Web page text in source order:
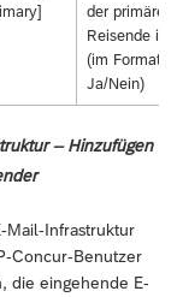
der primäre
Reisende ist
(im Format
Ja/Nein)
– Hinzufügen
Mail-Infrastruktur
Concur-Benutzer
die eingehende E-